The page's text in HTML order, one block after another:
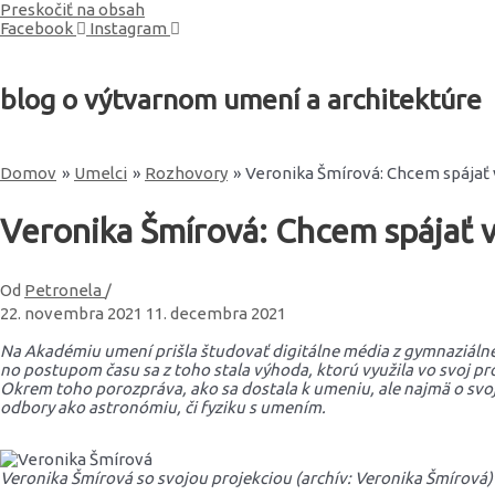
Preskočiť na obsah
Facebook
Instagram
blog o výtvarnom umení a architektúre
Domov Umelci Rozhovory Veronika Šmírová: Chcem
Veronika Šmírová: Chcem
Od Petronela /
22. novembra 2021 11. decembra 2021
Na Akadémiu umení prišla študovať digitálne média z
no postupom času sa z toho stala výhoda, ktorú využila vo svoj
Okrem toho porozpráva, ako sa dostala k umeniu, ale najmä o
odbory ako astronómiu, či fyziku s umením.
Veronika Šmírová so svojou projekciou (archív: Veronika Šmírová)